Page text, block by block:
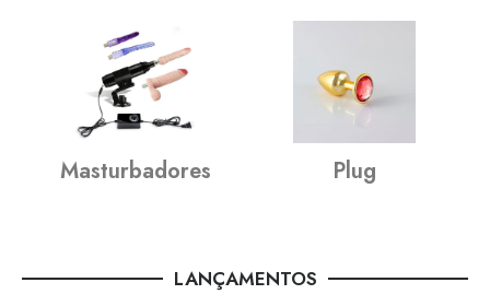
Masturbadores Plug
LANÇAMENTOS